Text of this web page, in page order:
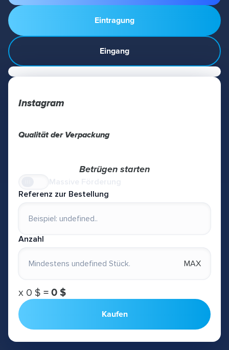
Eintragung
Eingang
Instagram
Qualität der Verpackung
Betrügen starten
Referenz zur Bestellung
Anzahl
MAX
х 0 $ = 0 $
Kaufen